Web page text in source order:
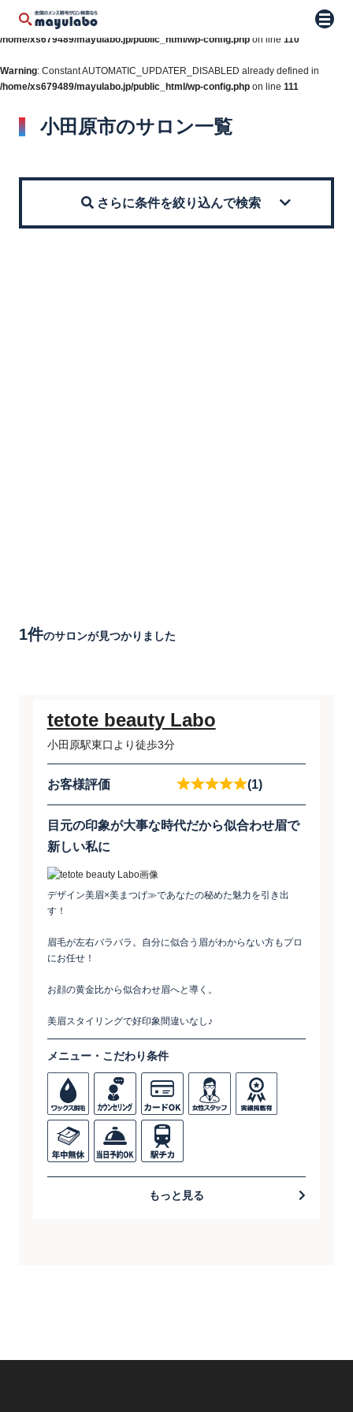
Warning: Constant WP_AUTO_UPDATE_CORE already defined in
/home/xs679489/mayulabo.jp/public_html/wp-config.php on line 110
Warning: Constant AUTOMATIC_UPDATER_DISABLED already defined in
/home/xs679489/mayulabo.jp/public_html/wp-config.php on line 111
メニ
小田原市のサロン一覧
さらに条件を絞り込んで検索
1件のサロンが見つかりました
tetote beauty Labo
小田原駅東口より徒歩3分
お客様評価 (1)
目元の印象が大事な時代だから似合わせ眉で
新しい私に
デザイン美眉×美まつげ≫であなたの秘めた魅力を引き出
す！
眉毛が左右バラバラ。自分に似合う眉がわからない方もプロ
にお任せ！
お顔の黄金比から似合わせ眉へと導く。
美眉スタイリングで好印象間違いなし♪
メニュー・こだわり条件
もっと見る